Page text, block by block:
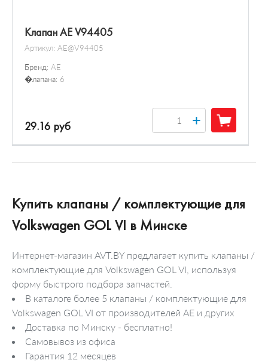
Клапан AE V94405
Артикул: AE@V94405
Бренд: AE
�лапана: 6
29.16 руб +
Купить клапаны / комплектующие для
Volkswagen GOL VI в Минске
Интернет-магазин AVT.BY предлагает купить клапаны /
комплектующие для Volkswagen GOL VI, используя
форму быстрого подбора запчастей.
В каталоге более 5 клапаны / комплектующие для
Volkswagen GOL VI от производителей AE и других
Доставка по Минску - бесплатно!
Самовывоз из офиса
Гарантия 12 месяцев